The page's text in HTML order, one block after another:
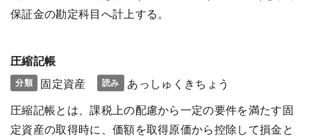
保証金の勘定科目へ計上する。
圧縮記帳
分類 固定資産 読み
あっしゅくきちょう
圧縮記帳とは、課税上の配慮から一定の要件を満たす固
定資産の取得時に、価額を取得原価から控除して損金と